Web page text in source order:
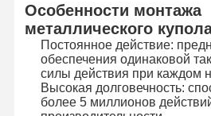
Запросите
Цитату
Особенности монтажа
металлического
Постоянное действие:
обеспечения одинаковой
силы действия при каждом
Высокая долговечность:
более 5 миллионов